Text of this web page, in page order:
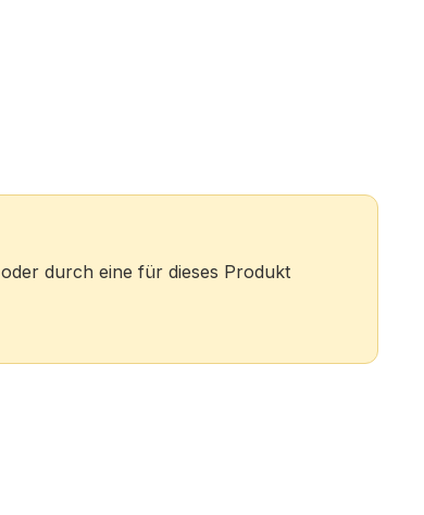
oder durch eine für dieses Produkt